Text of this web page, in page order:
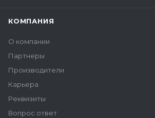
КОМПАНИЯ
О компании
Партнеры
Производители
Карьера
Реквизиты
Вопрос ответ